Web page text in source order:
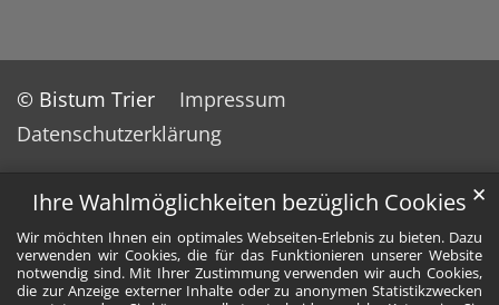
Ihre Wahlmöglichkeiten bezüglich Cookies
Wir möchten Ihnen ein optimales Webseiten-Erlebnis zu bieten. Dazu
verwenden wir Cookies, die für das Funktionieren unserer Website
notwendig sind. Mit Ihrer Zustimmung verwenden wir auch Cookies,
die zur Anzeige externer Inhalte oder zu anonymen Statistikzwecken
✕
© Bistum Trier
Impressum
Datenschutzerklärung